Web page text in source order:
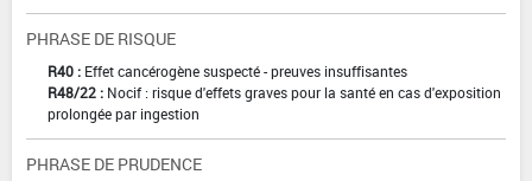
PHRASE DE RISQUE
R40 : Effet cancérogène suspecté - preuves insuffisantes
R48/22 : Nocif : risque d'effets graves pour la santé en cas d'exposition
prolongée par ingestion
PHRASE DE PRUDENCE